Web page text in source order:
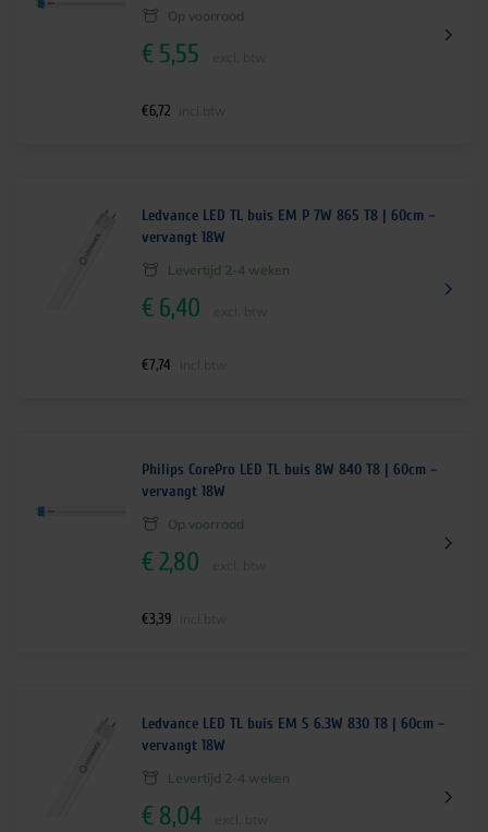
Op voorraad
€ 5,55
€6,72
Ledvance LED TL buis EM P 7W 865 T8 | 60cm –
vervangt 18W
Levertijd 2-4 weken
€ 6,40
€7,74
Philips CorePro LED TL buis 8W 840 T8 | 60cm –
vervangt 18W
Op voorraad
€2,80
€3,39
Ledvance LED TL buis EM S 6.3W 830 T8 | 60cm –
vervangt 18W
Levertijd 2-4 weken
€ 8,04